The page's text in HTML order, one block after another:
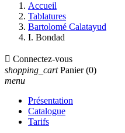
Accueil
Tablatures
Bartolomé Calatayud
I. Bondad
 Connectez-vous
shopping_cart Panier (0)
menu
Présentation
Catalogue
Tarifs